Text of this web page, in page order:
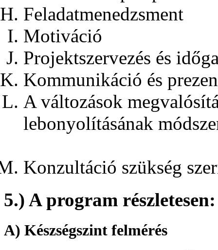
Feladatmenedzsment
Motiváció
Projektszervezés és
Kommunikáció és
A változások
lebonyolításának
Konzultáció szükség
5.) A program részletesen:
A) Készségszint felmérés